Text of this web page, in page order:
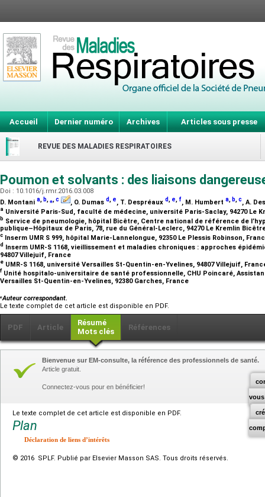
Accueil Dernier numéro Archives Articles sous presse
REVUE DES MALADIES RESPIRATOIRES
Poumon et solvants : des liaisons
Doi : 10.1016/j.rmr.2016.03.008
D. Montani a, b,⁎,c , O. Dumas d, e, T. Despréaux d, e, f, M. Humbert a, b,c, A.
a Université Paris-Sud, faculté de médecine, université Paris-Saclay, 94270 Le
b Service de pneumologie, hôpital Bicêtre, Centre national de référence de
publique–Hôpitaux de Paris, 78, rue du Général-Leclerc, 94270 Le Kremlin
c Inserm UMR S 999, hôpital Marie-Lannelongue, 92350 Le Plessis Robinson,
d Inserm UMR-S 1168, vieillissement et maladies chroniques : approches
94807 Villejuif, France
e UMR-S 1168, université Versailles St-Quentin-en-Yvelines, 94807 Villejuif,
f Unité hospitalo-universitaire de santé professionnelle, CHU Poincaré,
Versailles St-Quentin-en-Yvelines, 92380 Garches, France
⁎Auteur correspondant.
Le texte complet de cet article est disponible en PDF.
PDF Article
Résumé
Mots clés
Références
vous
Bienvenue sur EM-consulte, la référence des professionnels de santé.
Article gratuit.
Connectez-vous pour en bénéficier!
Le texte complet de cet article est disponible en PDF.
Plan
Déclaration de liens d’intérêts
© 2016 SPLF. Publié par Elsevier Masson SAS. Tous droits réservés.